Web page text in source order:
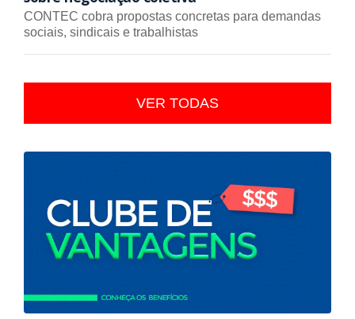
CONTEC cobra propostas concretas para demandas
sociais, sindicais e trabalhistas
VER TODAS